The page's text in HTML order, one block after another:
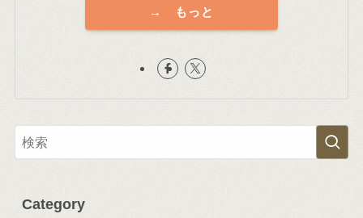
→ もっと
Category